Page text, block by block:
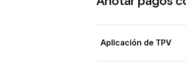
Aplicación de TPV